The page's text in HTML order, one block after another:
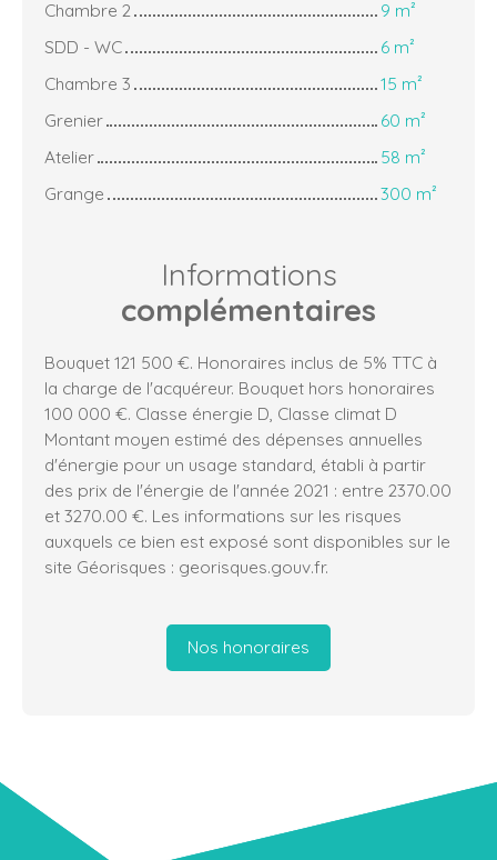
Chambre 2
9 m²
SDD - WC
6 m²
Chambre 3
15 m²
Grenier
60 m²
Atelier
58 m²
Grange
300 m²
Informations
complémentaires
Bouquet 121 500 €. Honoraires inclus de 5% TTC à
la charge de l'acquéreur. Bouquet hors honoraires
100 000 €. Classe énergie D, Classe climat D
Montant moyen estimé des dépenses annuelles
d'énergie pour un usage standard, établi à partir
des prix de l'énergie de l'année 2021 : entre 2370.00
et 3270.00 €. Les informations sur les risques
auxquels ce bien est exposé sont disponibles sur le
site Géorisques : georisques.gouv.fr.
Nos honoraires